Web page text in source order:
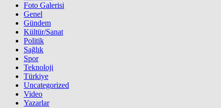
Foto Galerisi
Genel
Gündem
Kültür/Sanat
Politik
Sağlık
Spor
Teknoloji
Türkiye
Uncategorized
Video
Yazarlar